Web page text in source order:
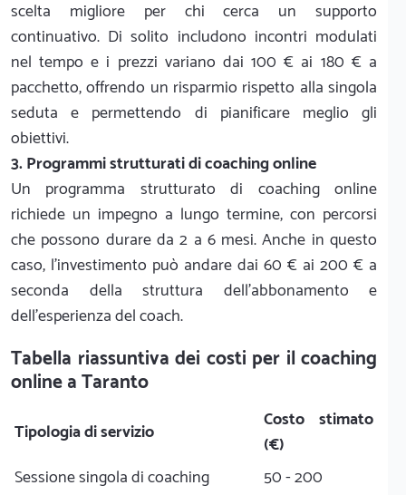
scelta migliore per chi cerca un supporto
continuativo. Di solito includono incontri modulati
nel tempo e i prezzi variano dai 100 € ai 180 € a
pacchetto, offrendo un risparmio rispetto alla singola
seduta e permettendo di pianificare meglio gli
obiettivi.
3. Programmi strutturati di coaching online
Un programma strutturato di coaching online
richiede un impegno a lungo termine, con percorsi
che possono durare da 2 a 6 mesi. Anche in questo
caso, l'investimento può andare dai 60 € ai 200 € a
seconda della struttura dell'abbonamento e
dell'esperienza del coach.
Tabella riassuntiva dei costi per il coaching
online a Taranto
Tipologia di servizio
Costo stimato
(€)
Sessione singola di coaching
50 - 200